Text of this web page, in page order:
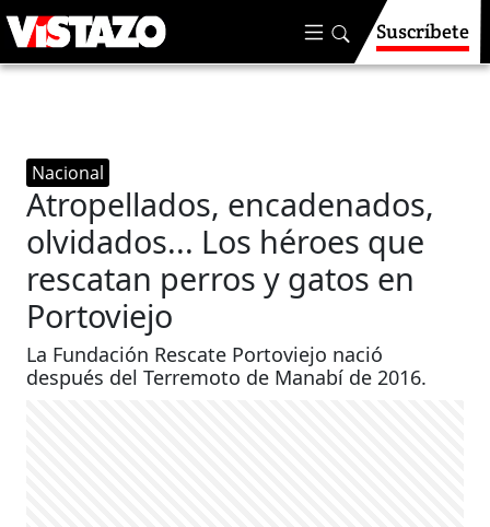
Suscríbete
Nacional
Atropellados, encadenados,
olvidados... Los héroes que
rescatan perros y gatos en
Portoviejo
La Fundación Rescate Portoviejo nació
después del Terremoto de Manabí de 2016.